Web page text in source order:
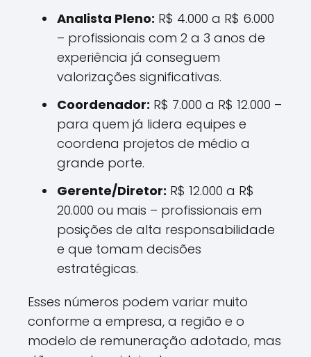
Analista Pleno: R$ 4.000 a R$ 6.000
– profissionais com 2 a 3 anos de
experiência já conseguem
valorizações significativas.
Coordenador: R$ 7.000 a R$ 12.000 –
para quem já lidera equipes e
coordena projetos de médio a
grande porte.
Gerente/Diretor: R$ 12.000 a R$
20.000 ou mais – profissionais em
posições de alta responsabilidade
e que tomam decisões
estratégicas.
Esses números podem variar muito
conforme a empresa, a região e o
modelo de remuneração adotado, mas